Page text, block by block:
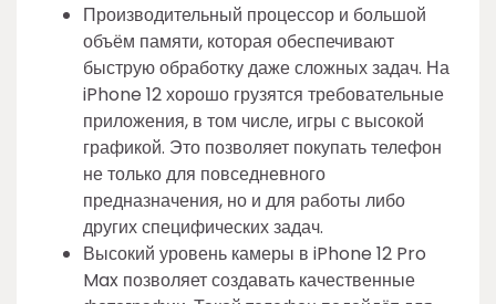
Производительный процессор и большой
объём памяти, которая обеспечивают
быструю обработку даже сложных задач. На
iPhone 12 хорошо грузятся требовательные
приложения, в том числе, игры с высокой
графикой. Это позволяет покупать телефон
не только для повседневного
предназначения, но и для работы либо
других специфических задач.
Высокий уровень камеры в iPhone 12 Pro
Max позволяет создавать качественные